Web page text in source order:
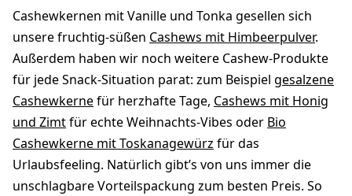
Cashewkernen mit Vanille und Tonka gesellen sich
unsere fruchtig-süßen Cashews mit Himbeerpulver.
Außerdem haben wir noch weitere Cashew-Produkte
für jede Snack-Situation parat: zum Beispiel gesalzene
Cashewkernefür herzhafte Tage, Cashews mit Honig
und Zimtfür echte Weihnachts-Vibes oder Bio
Cashewkerne mit Toskanagewürz für das
Urlaubsfeeling. Natürlich gibt’s von uns immer die
unschlagbare Vorteilspackung zum besten Preis. So